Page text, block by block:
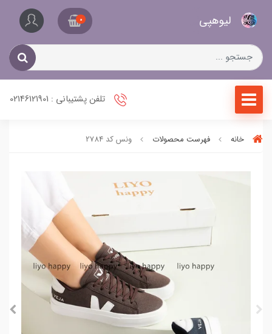
لیو‌هپی 0
تلفن پشتیبانی : 02146121901
خانه فهرست محصولات ونس کد 2784